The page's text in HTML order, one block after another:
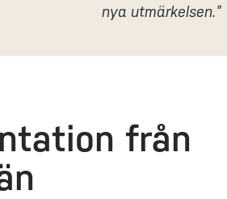
nya utmärkelsen.”
från